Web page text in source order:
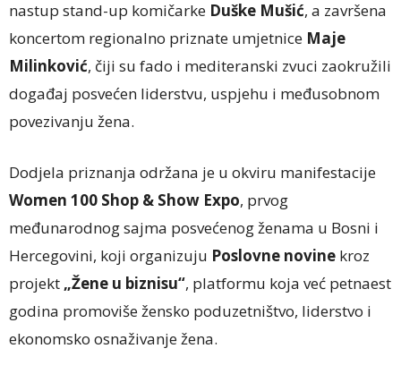
nastup stand-up komičarke Duške Mušić, a završena
koncertom regionalno priznate umjetnice Maje
Milinković, čiji su fado i mediteranski zvuci zaokružili
događaj posvećen liderstvu, uspjehu i međusobnom
povezivanju žena.
Dodjela priznanja održana je u okviru manifestacije
Women 100 Shop & Show Expo, prvog
međunarodnog sajma posvećenog ženama u Bosni i
Hercegovini, koji organizuju Poslovne novine kroz
projekt „Žene u biznisu“, platformu koja već petnaest
godina promoviše žensko poduzetništvo, liderstvo i
ekonomsko osnaživanje žena.